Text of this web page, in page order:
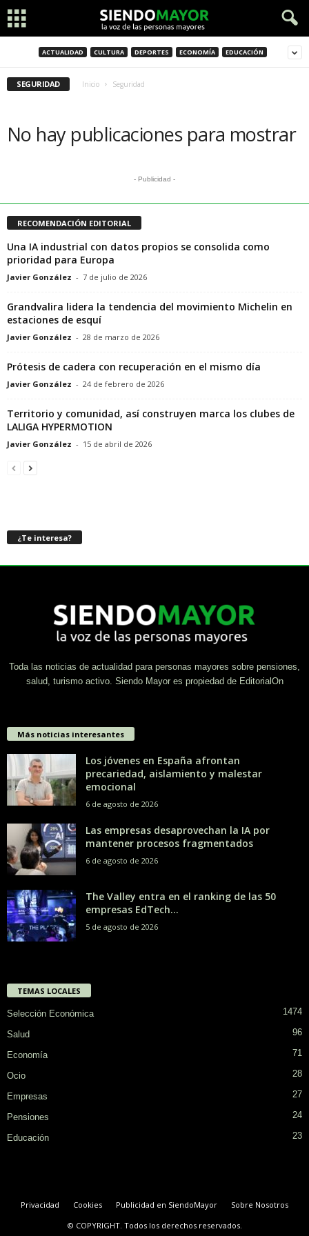
ACTUALIDAD CULTURA DEPORTES ECONOMÍA EDUCACIÓN
SEGURIDAD Inicio Seguridad
No hay publicaciones para mostrar
- Publicidad -
RECOMENDACIÓN EDITORIAL
Una IA industrial con datos propios se consolida como
prioridad para Europa
Javier González - 7 de julio de 2026
Grandvalira lidera la tendencia del movimiento Michelin en
estaciones de esquí
Javier González - 28 de marzo de 2026
Prótesis de cadera con recuperación en el mismo día
Javier González - 24 de febrero de 2026
Territorio y comunidad, así construyen marca los clubes de
LALIGA HYPERMOTION
Javier González - 15 de abril de 2026
¿Te interesa?
Toda las noticias de actualidad para personas mayores sobre pensiones,
salud, turismo activo. Siendo Mayor es propiedad de EditorialOn
Más noticias interesantes
Los jóvenes en España afrontan
precariedad, aislamiento y malestar
emocional
6 de agosto de 2026
Las empresas desaprovechan la IA por
mantener procesos fragmentados
6 de agosto de 2026
The Valley entra en el ranking de las 50
empresas EdTech...
5 de agosto de 2026
TEMAS LOCALES
Selección Económica 1474
Salud 96
Economía 71
Ocio 28
Empresas 27
Pensiones 24
Educación 23
Privacidad Cookies Publicidad en SiendoMayor
Sobre Nosotros
© COPYRIGHT. Todos los derechos reservados.